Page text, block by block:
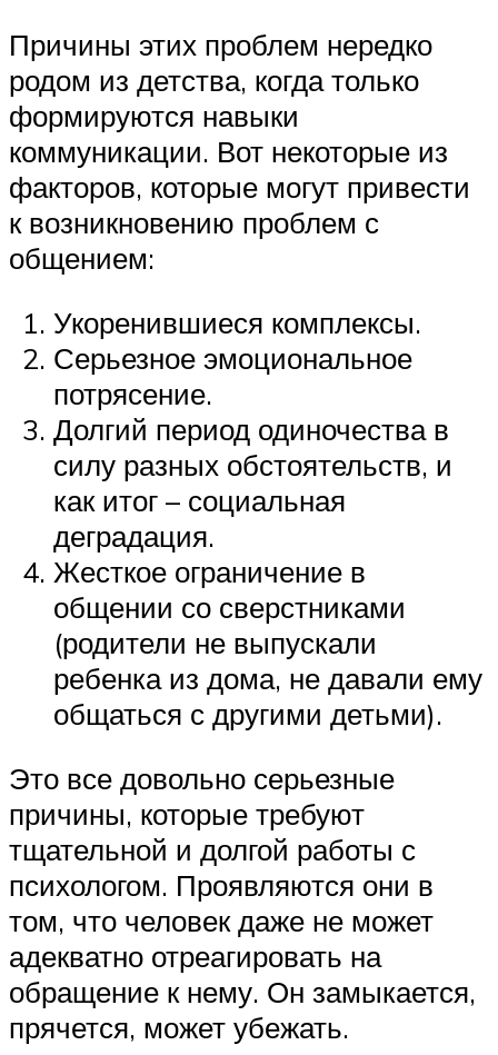
Причины этих проблем нередко
родом из детства, когда только
формируются навыки
коммуникации. Вот некоторые из
факторов, которые могут привести
к возникновению проблем с
общением:
Укоренившиеся комплексы.
Серьезное эмоциональное
потрясение.
Долгий период одиночества в
силу разных обстоятельств, и
как итог – социальная
деградация.
Жесткое ограничение в
общении со сверстниками
(родители не выпускали
ребенка из дома, не давали ему
общаться с другими детьми).
Это все довольно серьезные
причины, которые требуют
тщательной и долгой работы с
психологом. Проявляются они в
том, что человек даже не может
адекватно отреагировать на
обращение к нему. Он замыкается,
прячется, может убежать.